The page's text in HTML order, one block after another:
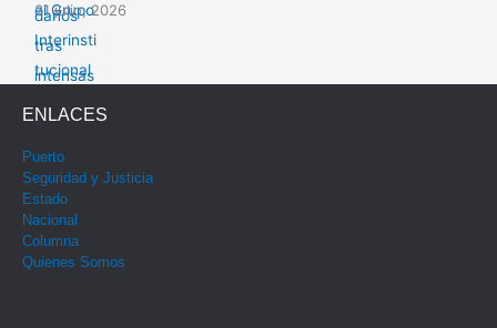
31 julio, 2026
ENLACES
Puerto
Seguridad y Justicia
Estado
Nacional
Columna
Quienes Somos